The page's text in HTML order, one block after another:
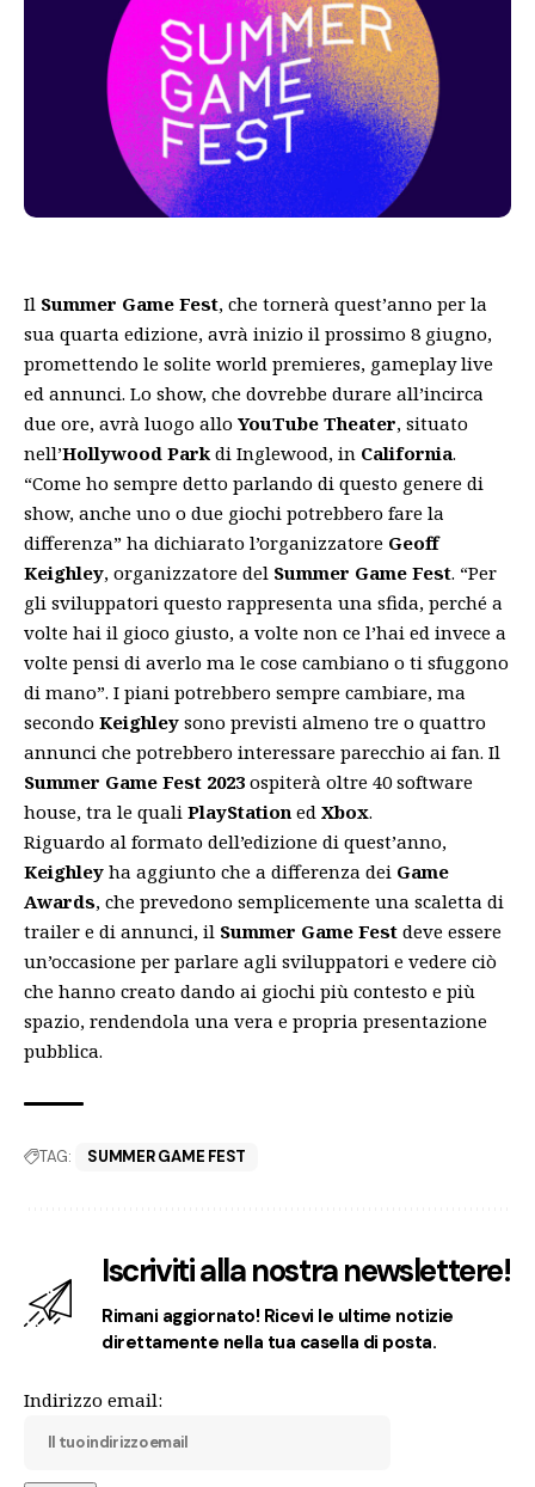
Il Summer Game Fest, che tornerà quest’anno per la
sua quarta edizione, avrà inizio il prossimo 8 giugno,
promettendo le solite world premieres, gameplay live
ed annunci. Lo show, che dovrebbe durare all’incirca
due ore, avrà luogo allo YouTube Theater, situato
nell’Hollywood Park di Inglewood, in California.
“Come ho sempre detto parlando di questo genere di
show, anche uno o due giochi potrebbero fare la
differenza” ha dichiarato l’organizzatore Geoff
Keighley, organizzatore del Summer Game Fest. “Per
gli sviluppatori questo rappresenta una sfida, perché a
volte hai il gioco giusto, a volte non ce l’hai ed invece a
volte pensi di averlo ma le cose cambiano o ti sfuggono
di mano”. I piani potrebbero sempre cambiare, ma
secondo Keighley sono previsti almeno tre o quattro
annunci che potrebbero interessare parecchio ai fan. Il
Summer Game Fest 2023 ospiterà oltre 40 software
house, tra le quali PlayStation ed Xbox.
Riguardo al formato dell’edizione di quest’anno,
Keighley ha aggiunto che a differenza dei Game
Awards, che prevedono semplicemente una scaletta di
trailer e di annunci, il Summer Game Fest deve essere
un’occasione per parlare agli sviluppatori e vedere ciò
che hanno creato dando ai giochi più contesto e più
spazio, rendendola una vera e propria presentazione
pubblica.
TAG: SUMMER GAME FEST
Iscriviti alla nostra newslettere!
Rimani aggiornato! Ricevi le ultime notizie
direttamente nella tua casella di posta.
Indirizzo email: